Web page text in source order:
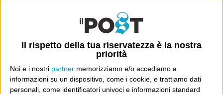
Il rispetto della tua riservatezza è la nostra
priorità
Noi e i nostri partner memorizziamo e/o accediamo a
informazioni su un dispositivo, come i cookie, e trattiamo dati
personali, come identificatori univoci e informazioni standard
Leggi il Post, magari ti piace
Luca Sofri Wittgenstein